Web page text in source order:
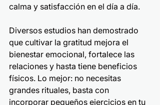
calma y satisfacción en el día a día.
Diversos estudios han demostrado
que cultivar la gratitud mejora el
bienestar emocional, fortalece las
relaciones y hasta tiene beneficios
físicos. Lo mejor: no necesitas
grandes rituales, basta con
incorporar pequeños ejercicios en tu